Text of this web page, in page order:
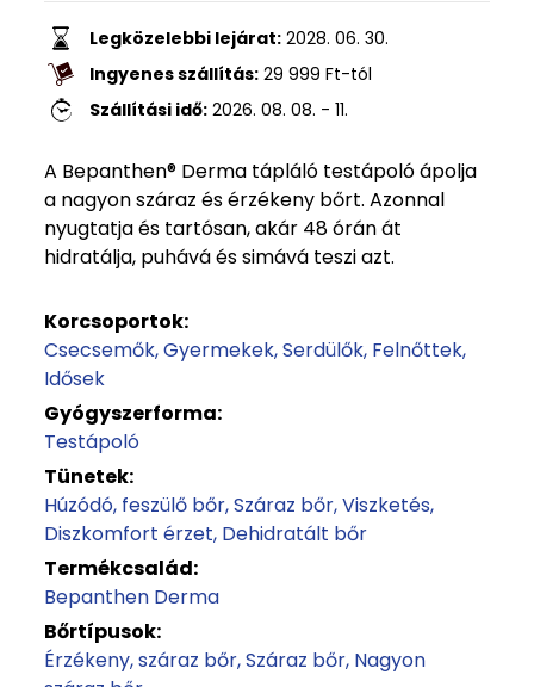
Legközelebbi lejárat: 2028. 06. 30.
Ingyenes szállítás: 29 999 Ft-tól
Szállítási idő: 2026. 08. 08. - 11.
A Bepanthen® Derma tápláló testápoló ápolja
a nagyon száraz és érzékeny bőrt. Azonnal
nyugtatja és tartósan, akár 48 órán át
hidratálja, puhává és simává teszi azt.
Korcsoportok:
Csecsemők Gyermekek Serdülők Felnőttek
Idősek
Gyógyszerforma:
Testápoló
Tünetek:
Húzódó, feszülő bőr Száraz bőr Viszketés
Diszkomfort érzet Dehidratált bőr
Termékcsalád:
Bepanthen Derma
Bőrtípusok:
Érzékeny, száraz bőr Száraz bőr Nagyon